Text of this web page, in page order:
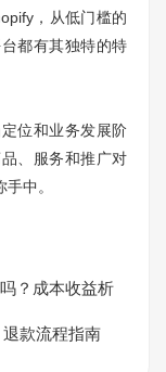
，从低门槛的
都有其独特的特
位和业务发展阶
、服务和推广对
中。
？成本收益析
款流程指南